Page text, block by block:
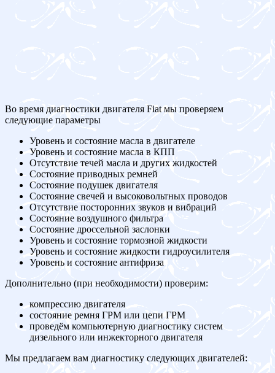
Во время диагностики двигателя Fiat мы проверяем
следующие параметры
Уровень и состояние масла в двигателе
Уровень и состояние масла в КПП
Отсутствие течей масла и других жидкостей
Состояние приводных ремней
Состояние подушек двигателя
Состояние свечей и высоковольтных проводов
Отсутствие посторонних звуков и вибраций
Состояние воздушного фильтра
Состояние дроссельной заслонки
Уровень и состояние тормозной жидкости
Уровень и состояние жидкости гидроусилителя
Уровень и состояние антифриза
Дополнительно (при необходимости) проверим:
компрессию двигателя
состояние ремня ГРМ или цепи ГРМ
проведём компьютерную диагностику систем
дизельного или инжекторного двигателя
Мы предлагаем вам диагностику следующих двигателей: